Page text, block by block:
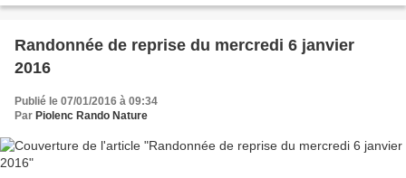
Randonnée de reprise du mercredi 6 janvier
2016
Publié le 07/01/2016 à 09:34
Par Piolenc Rando Nature